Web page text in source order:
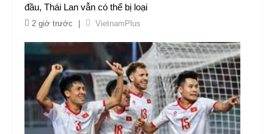
đầu, Thái Lan vẫn có thể bị loại
2 giờ trước VietnamPlus